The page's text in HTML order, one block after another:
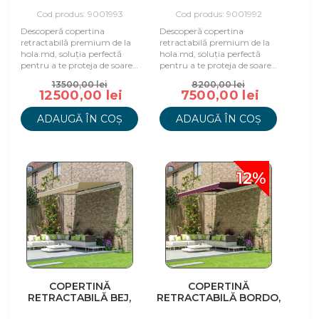
CAPPUCINO, 395X300
Cod produs: 9001993
Descoperă copertina
retractabilă premium de la
hola.md, soluția perfectă
pentru a te proteja de soare
aer liber.13500,00 lei
12500,00 lei
ADAUGĂ ÎN COȘ
Cod produs: 9001992
Descoperă copertina
retractabilă premium de la
hola.md, soluția perfectă
pentru a te proteja de soare
aer liber.8200,00 lei
7500,00 lei
ADAUGĂ ÎN COȘ
COPERTINĂ
RETRACTABILĂ BEJ,
12%
COPERTINĂ
RETRACTABILĂ BORDO,